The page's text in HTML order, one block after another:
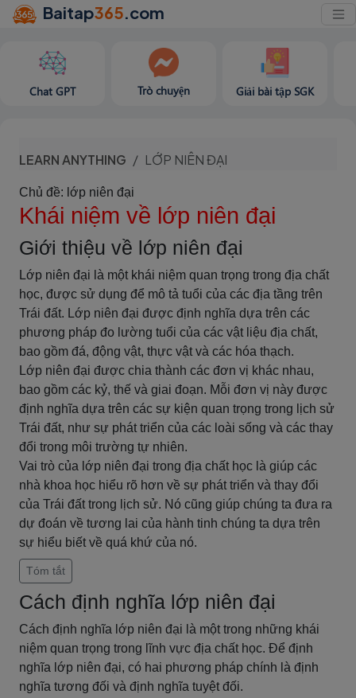
Baitap365.com
Chat GPT Trò chuyện Giải bài tập SGK
LEARN ANYTHING LỚP NIÊN ĐẠI
Chủ đề: lớp niên đại
Khái niệm về lớp niên đại
Giới thiệu về lớp niên đại
Lớp niên đại là một khái niệm quan trọng trong địa chất
học, được sử dụng để mô tả tuổi của các địa tầng trên
Trái đất. Lớp niên đại được định nghĩa dựa trên các
phương pháp đo lường tuổi của các vật liệu địa chất,
bao gồm đá, động vật, thực vật và các hóa thạch.
Lớp niên đại được chia thành các đơn vị khác nhau,
bao gồm các kỷ, thế và giai đoạn. Mỗi đơn vị này được
định nghĩa dựa trên các sự kiện quan trọng trong lịch sử
Trái đất, như sự phát triển của các loài sống và các thay
đổi trong môi trường tự nhiên.
Vai trò của lớp niên đại trong địa chất học là giúp các
nhà khoa học hiểu rõ hơn về sự phát triển và thay đổi
của Trái đất trong lịch sử. Nó cũng giúp chúng ta đưa ra
dự đoán về tương lai của hành tinh chúng ta dựa trên
sự hiểu biết về quá khứ của nó.
Tóm tắt
Cách định nghĩa lớp niên đại
Cách định nghĩa lớp niên đại là một trong những khái
niệm quan trọng trong lĩnh vực địa chất học. Để định
nghĩa lớp niên đại, có hai phương pháp chính là định
nghĩa tương đối và định nghĩa tuyệt đối.